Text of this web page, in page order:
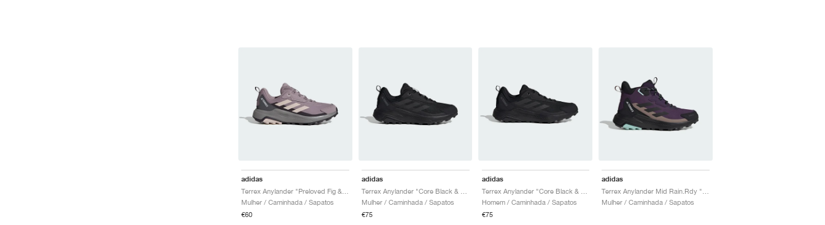
adidas
Mulher / Caminhada / Sapatos
€60
adidas
Mulher / Caminhada / Sapatos
€75
adidas
Homem / Caminhada / Sapatos
€75
adidas
Mulher / Caminhada / Sapatos